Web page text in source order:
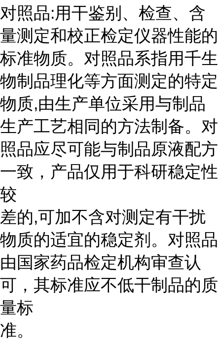
对照品:用干鉴别、检查、含
量测定和校正检定仪器性能的
标准物质。对照品系指用千生
物制品理化等方面测定的特定
物质,由生产单位采用与制品
生产工艺相同的方法制备。对
照品应尽可能与制品原液配方
一致，产品仅用于科研稳定性
较
差的,可加不含对测定有干扰
物质的适宜的稳定剂。对照品
由国家药品检定机构审查认
可，其标准应不低干制品的质
量标
准。